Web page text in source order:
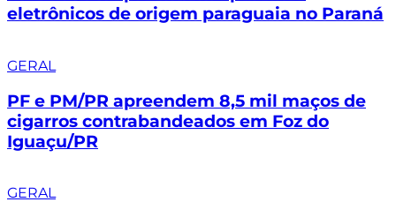
eletrônicos de origem paraguaia no Paraná
GERAL
PF e PM/PR apreendem 8,5 mil maços de
cigarros contrabandeados em Foz do
Iguaçu/PR
GERAL